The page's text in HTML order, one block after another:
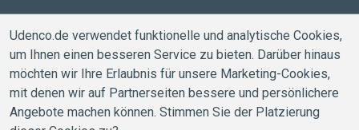
Udenco.de verwendet funktionelle und analytische Cookies,
um Ihnen einen besseren Service zu bieten. Darüber hinaus
möchten wir Ihre Erlaubnis für unsere Marketing-Cookies,
mit denen wir auf Partnerseiten bessere und persönlichere
Angebote machen können. Stimmen Sie der Platzierung